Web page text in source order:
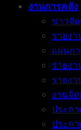
งานการคลัง
ข่าวจั
รายงา
แผนก
รายง
รายง
งานจัด
ประก
ประก